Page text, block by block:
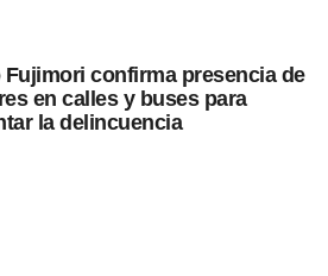
Fujimori confirma presencia de
en calles y buses para
la delincuencia